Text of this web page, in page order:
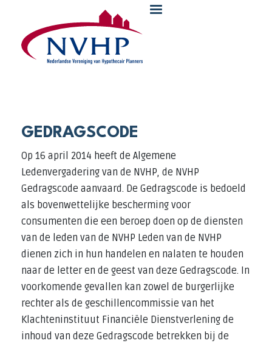
Overslaan en naar de inhoud gaan
GEDRAGSCODE
Op 16 april 2014 heeft de Algemene
Ledenvergadering van de NVHP, de NVHP
Gedragscode aanvaard. De Gedragscode is bedoeld
als bovenwettelijke bescherming voor
consumenten die een beroep doen op de diensten
van de leden van de NVHP Leden van de NVHP
dienen zich in hun handelen en nalaten te houden
naar de letter en de geest van deze Gedragscode. In
voorkomende gevallen kan zowel de burgerlijke
rechter als de geschillencommissie van het
Klachteninstituut Financiële Dienstverlening de
inhoud van deze Gedragscode betrekken bij de